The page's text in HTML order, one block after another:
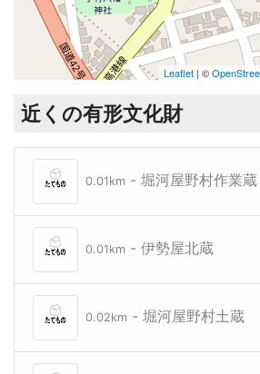
Leaflet | ©
近くの有形文化財
0.01km - 堀河屋野村作業蔵
0.01km - 伊勢屋北蔵
0.02km - 堀河屋野村土蔵